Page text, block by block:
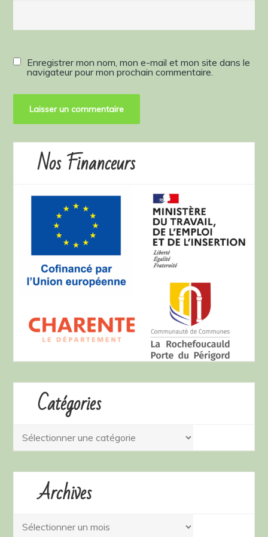
Enregistrer mon nom, mon e-mail et mon site dans le
navigateur pour mon prochain commentaire.
Nos Financeurs
Catégories
Catégories
Archives
Archives